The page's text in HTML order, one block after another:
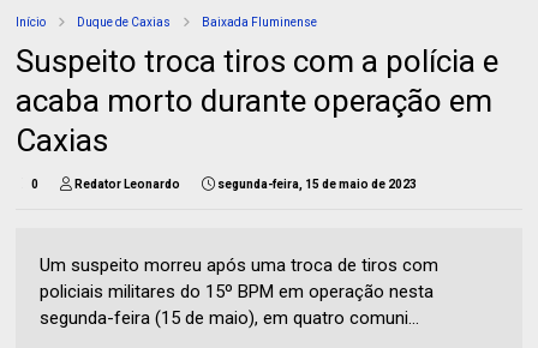
Início Duque de Caxias Baixada Fluminense
Suspeito troca tiros com a polícia e
acaba morto durante operação em
Caxias
0 Redator Leonardo segunda-feira, 15 de maio de 2023
Um suspeito morreu após uma troca de tiros com
policiais militares do 15º BPM em operação nesta
segunda-feira (15 de maio), em quatro comuni...